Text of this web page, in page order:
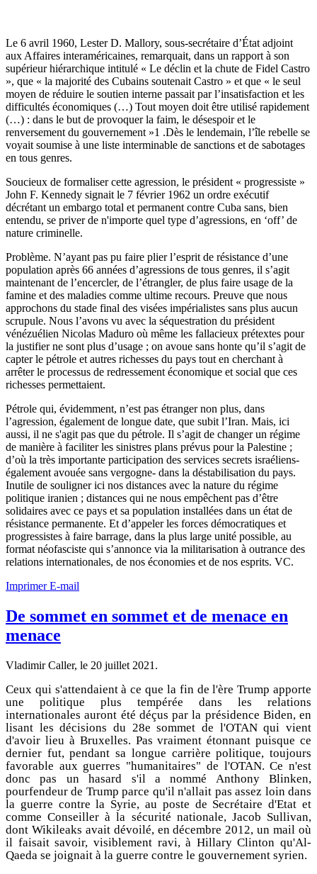
Le 6 avril 1960, Lester D. Mallory, sous-secrétaire d’État adjoint
aux Affaires interaméricaines, remarquait, dans un rapport à son
supérieur hiérarchique intitulé « Le déclin et la chute de Fidel Castro
», que « la majorité des Cubains soutenait Castro » et que « le seul
moyen de réduire le soutien interne passait par l’insatisfaction et les
difficultés économiques (…) Tout moyen doit être utilisé rapidement
(…) : dans le but de provoquer la faim, le désespoir et le
renversement du gouvernement »1 .Dès le lendemain, l’île rebelle se
voyait soumise à une liste interminable de sanctions et de sabotages
en tous genres.
Soucieux de formaliser cette agression, le président « progressiste »
John F. Kennedy signait le 7 février 1962 un ordre exécutif
décrétant un embargo total et permanent contre Cuba sans, bien
entendu, se priver de n'importe quel type d’agressions, en ‘off’ de
nature criminelle.
Problème. N’ayant pas pu faire plier l’esprit de résistance d’une
population après 66 années d’agressions de tous genres, il s’agit
maintenant de l’encercler, de l’étrangler, de plus faire usage de la
famine et des maladies comme ultime recours. Preuve que nous
approchons du stade final des visées impérialistes sans plus aucun
scrupule. Nous l’avons vu avec la séquestration du président
vénézuélien Nicolas Maduro où même les fallacieux prétextes pour
la justifier ne sont plus d’usage ; on avoue sans honte qu’il s’agit de
capter le pétrole et autres richesses du pays tout en cherchant à
arrêter le processus de redressement économique et social que ces
richesses permettaient.
Pétrole qui, évidemment, n’est pas étranger non plus, dans
l’agression, également de longue date, que subit l’Iran. Mais, ici
aussi, il ne s'agit pas que du pétrole. Il s’agit de changer un régime
de manière à faciliter les sinistres plans prévus pour la Palestine ;
d’où la très importante participation des services secrets israéliens-
également avouée sans vergogne- dans la déstabilisation du pays.
Inutile de souligner ici nos distances avec la nature du régime
politique iranien ; distances qui ne nous empêchent pas d’être
solidaires avec ce pays et sa population installées dans un état de
résistance permanente. Et d’appeler les forces démocratiques et
progressistes à faire barrage, dans la plus large unité possible, au
format néofasciste qui s’annonce via la militarisation à outrance des
relations internationales, de nos économies et de nos esprits. VC.
ImprimerE-mail
De sommet en sommet et de menace en
menace
Vladimir Caller, le 20 juillet 2021 .
Ceux qui s'attendaient à ce que la fin de l'ère Trump apporte
une politique plus tempérée dans les relations
internationales auront été déçus par la présidence Biden, en
lisant les décisions du 28e sommet de l'OTAN qui vient
d'avoir lieu à Bruxelles. Pas vraiment étonnant puisque ce
dernier fut, pendant sa longue carrière politique, toujours
favorable aux guerres "humanitaires" de l'OTAN. Ce n'est
donc pas un hasard s'il a nommé Anthony Blinken,
pourfendeur de Trump parce qu'il n'allait pas assez loin dans
la guerre contre la Syrie, au poste de Secrétaire d'Etat et
comme Conseiller à la sécurité nationale, Jacob Sullivan,
dont Wikileaks avait dévoilé, en décembre 2012, un mail où
il faisait savoir, visiblement ravi, à Hillary Clinton qu'Al-
Qaeda se joignait à la guerre contre le gouvernement syrien.